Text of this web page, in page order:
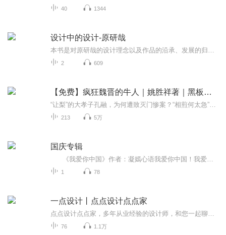
40 1344
设计中的设计-原研哉
2 609
【免费】疯狂魏晋的牛人｜姚胜祥著｜黑板上有怪兽演播
213 5万
国庆专辑
1 78
一点设计丨点点设计点点家
76 1.1万